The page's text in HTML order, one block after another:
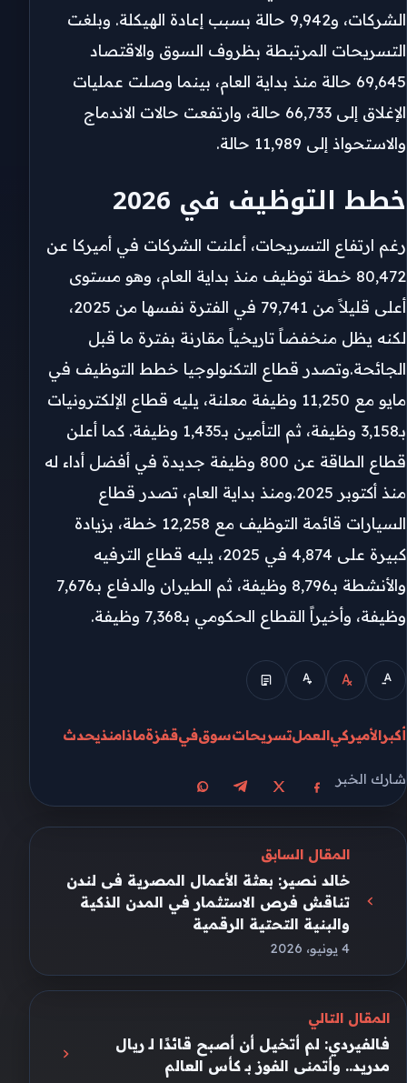
الشركات، و9,942 حالة بسبب إعادة الهيكلة. وبلغت
التسريحات المرتبطة بظروف السوق والاقتصاد
69,645 حالة منذ بداية العام، بينما وصلت عمليات
الإغلاق إلى 66,733 حالة، وارتفعت حالات الاندماج
والاستحواذ إلى 11,989 حالة.
خطط التوظيف في 2026
رغم ارتفاع التسريحات، أعلنت الشركات في أميركا عن
80,472 خطة توظيف منذ بداية العام، وهو مستوى
أعلى قليلاً من 79,741 في الفترة نفسها من 2025،
لكنه يظل منخفضاً تاريخياً مقارنة بفترة ما قبل
الجائحة.وتصدر قطاع التكنولوجيا خطط التوظيف في
مايو مع 11,250 وظيفة معلنة، يليه قطاع الإلكترونيات
بـ3,158 وظيفة، ثم التأمين بـ1,435 وظيفة. كما أعلن
قطاع الطاقة عن 800 وظيفة جديدة في أفضل أداء له
منذ أكتوبر 2025.ومنذ بداية العام، تصدر قطاع
السيارات قائمة التوظيف مع 12,258 خطة، بزيادة
كبيرة على 4,874 في 2025، يليه قطاع الترفيه
والأنشطة بـ8,796 وظيفة، ثم الطيران والدفاع بـ7,676
وظيفة، وأخيراً القطاع الحكومي بـ7,368 وظيفة.
أكبرالأميركيالعملتسريحاتسوقفيقفزةماذامنذيحدث
شارك الخبر
مشاركة على فيسبوك
مشاركة على Xمشاركة على تيليجرام
مشاركة على واتساب
المقال السابق
خالد نصير: بعثة الأعمال المصرية فى لندن
تناقش فرص الاستثمار في المدن الذكية
والبنية التحتية الرقمية
4 يونيو، 2026
المقال التالي
فالفيردي: لم أتخيل أن أصبح قائدًا لـ ريال
مدريد.. وأتمنى الفوز بـ كأس العالم